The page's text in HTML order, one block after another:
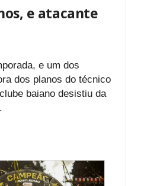
e atacante
e um dos
dos planos do técnico
baiano desistiu da